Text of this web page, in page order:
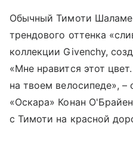
Обычный Тимоти
трендового оттенка
коллекции Givenchy,
«Мне нравится этот
на твоем велосипеде», –
«Оскара» Конан
с Тимоти на красной